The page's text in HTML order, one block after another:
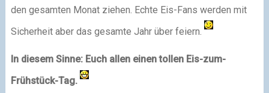
den gesamten Monat ziehen. Echte Eis-Fans werden mit
Sicherheit aber das gesamte Jahr über feiern.
In diesem Sinne: Euch allen einen tollen Eis-zum-
Frühstück-Tag.